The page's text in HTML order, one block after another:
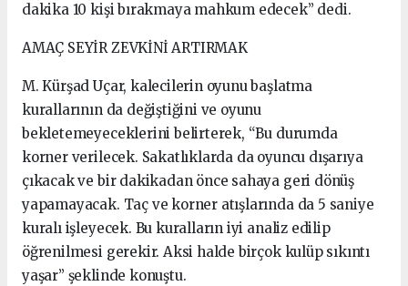
dakika 10 kişi bırakmaya mahkum edecek” dedi.
AMAÇ SEYİR ZEVKİNİ ARTIRMAK
M. Kürşad Uçar, kalecilerin oyunu başlatma
kurallarının da değiştiğini ve oyunu
bekletemeyeceklerini belirterek, “Bu durumda
korner verilecek. Sakatlıklarda da oyuncu dışarıya
çıkacak ve bir dakikadan önce sahaya geri dönüş
yapamayacak. Taç ve korner atışlarında da 5 saniye
kuralı işleyecek. Bu kuralların iyi analiz edilip
öğrenilmesi gerekir. Aksi halde birçok kulüp sıkıntı
yaşar” şeklinde konuştu.